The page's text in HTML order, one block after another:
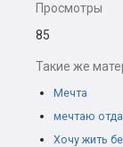
Просмотры
85
Такие же
Мечта
мечтаю
Хочу жить